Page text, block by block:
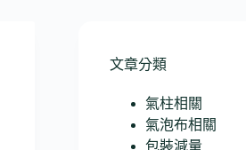
文章分類
氣柱相關
氣泡布相關
包裝減量